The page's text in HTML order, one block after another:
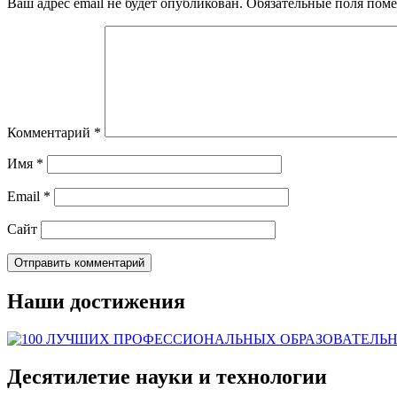
Ваш адрес email не будет опубликован. Обязательные поля
Комментарий *
Имя *
Email *
Сайт
Наши достижения
Десятилетие науки и технологии